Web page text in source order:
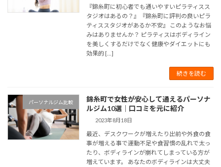
『錦糸町に初心者でも通いやすいピラティスス
タジオはあるの？』『錦糸町に評判の良いピラ
ティススタジオがあるか不安』 このようなお悩
みはありませんか？ ピラティスはボディライン
を美しくするだけでなく健康やダイエットにも
効果的 […]
続きを読む
パーソナルジム比較
錦糸町で女性が安心して通えるパーソナ
ルジム10選｜口コミを元に紹介
2023年8月18日
最近、デスクワークが増えたり出前や外食の食
事が増える事で運動不足や食習慣の乱れで太っ
たり、ボディラインが崩れてしまっている方が
増えています。 あなたのボディラインは大丈夫